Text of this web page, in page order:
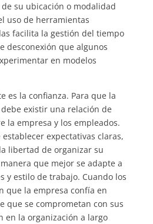
su ubicación o modalidad
uso de herramientas
facilita la gestión del tiempo
desconexión que algunos
en modelos
es la confianza. Para que la
existir una relación de
la empresa y los empleados.
expectativas claras,
libertad de organizar su
que mejor se adapte a
y estilo de trabajo. Cuando los
que la empresa confía en
que se comprometan con sus
en la organización a largo